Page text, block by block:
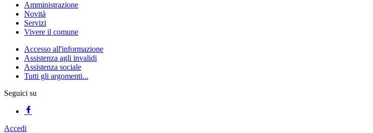
Amministrazione
Novità
Servizi
Vivere il comune
Accesso all'informazione
Assistenza agli invalidi
Assistenza sociale
Tutti gli argomenti...
Seguici su
Accedi